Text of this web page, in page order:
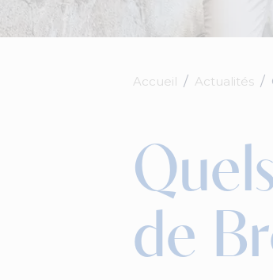
Accueil Actualités
de